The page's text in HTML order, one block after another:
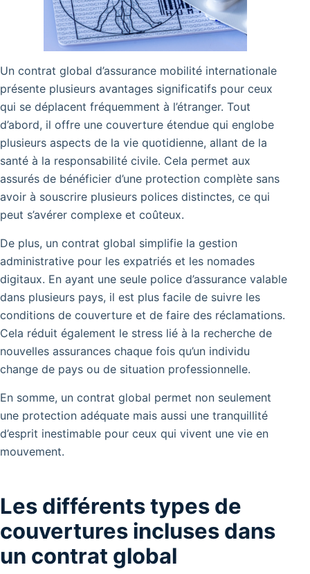
Un contrat global d’assurance mobilité internationale
présente plusieurs avantages significatifs pour ceux
qui se déplacent fréquemment à l’étranger. Tout
d’abord, il offre une couverture étendue qui englobe
plusieurs aspects de la vie quotidienne, allant de la
santé à la responsabilité civile. Cela permet aux
assurés de bénéficier d’une protection complète sans
avoir à souscrire plusieurs polices distinctes, ce qui
peut s’avérer complexe et coûteux.
De plus, un contrat global simplifie la gestion
administrative pour les expatriés et les nomades
digitaux. En ayant une seule police d’assurance valable
dans plusieurs pays, il est plus facile de suivre les
conditions de couverture et de faire des réclamations.
Cela réduit également le stress lié à la recherche de
nouvelles assurances chaque fois qu’un individu
change de pays ou de situation professionnelle.
En somme, un contrat global permet non seulement
une protection adéquate mais aussi une tranquillité
d’esprit inestimable pour ceux qui vivent une vie en
mouvement.
Les différents types de
couvertures incluses dans
un contrat global